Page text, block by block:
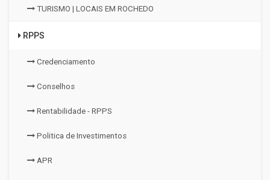
TURISMO | LOCAIS EM ROCHEDO
RPPS
Credenciamento
Conselhos
Rentabilidade - RPPS
Politica de Investimentos
APR